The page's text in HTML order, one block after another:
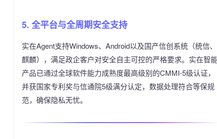
5. 全平台与全周期安全支持
实在Agent支持Windows、Android以及国产信创系统（统信、
麒麟），满足政企客户对安全自主可控的严格要求。实在智
产品已通过全球软件能力成熟度最高级别的CMMI-5级认证，
并获国家专利奖与信通院5级满分认定，数据处理符合等保规
范，确保隐私无忧。